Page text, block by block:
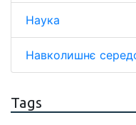
Наука
Навколишнє
Tags